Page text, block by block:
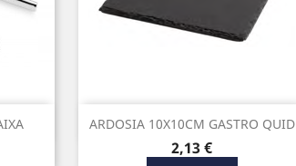
ARDOSIA 10X10CM GASTRO QUID
Preço
2,13 €
Vista rápida